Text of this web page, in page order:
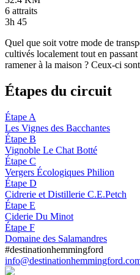
6 attraits
3h 45
Quel que soit votre mode de
cultivés localement tout en
ramener à la maison ? Ceux-ci
Étapes du circuit
Étape A
Les Vignes des Bacchantes
Étape B
Vignoble Le Chat Botté
Étape C
Vergers Écologiques Philion
Étape D
Cidrerie et Distillerie C.E.Petch
Étape E
Ciderie Du Minot
Étape F
Domaine des Salamandres
#destinationhemmingford